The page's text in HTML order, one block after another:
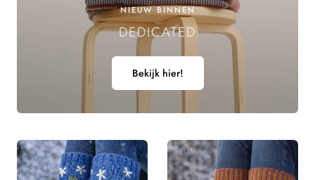
G
:
NIEUW BINNEN
DEDICATED
Bekijk hier!